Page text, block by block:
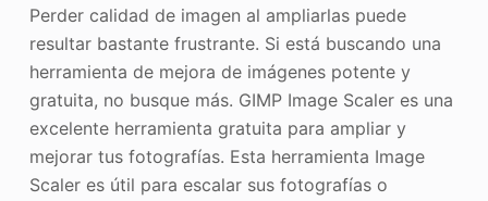
Perder calidad de imagen al ampliarlas puede
resultar bastante frustrante. Si está buscando una
herramienta de mejora de imágenes potente y
gratuita, no busque más. GIMP Image Scaler es una
excelente herramienta gratuita para ampliar y
mejorar tus fotografías. Esta herramienta Image
Scaler es útil para escalar sus fotografías o